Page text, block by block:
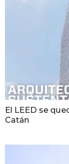
El LEED se
Catán